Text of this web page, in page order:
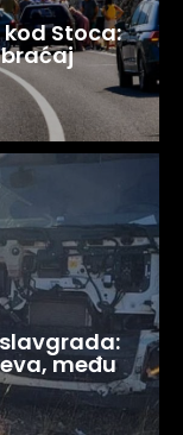
Stoca:
među